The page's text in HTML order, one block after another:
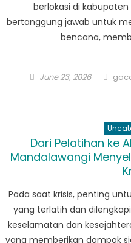
berlokasi di kabupaten
bertanggung jawab untuk
bencana,
Posted
June 23, 2026
Dari Pelatihan ke
Mandalawangi
Pada saat krisis, penting
yang terlatih dan
keselamatan dan
yang memberikan dampak